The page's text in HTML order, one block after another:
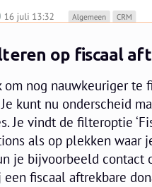
op fiscaal
om nog nauwkeuriger
kunt nu onderscheid
Je vindt de filteroptie
als op plekken waar
je bijvoorbeeld
fiscaal aftrekbare